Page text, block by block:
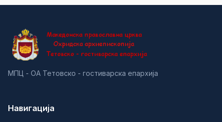
МПЦ - ОА Тетовско - гостиварска епархија
Навигација